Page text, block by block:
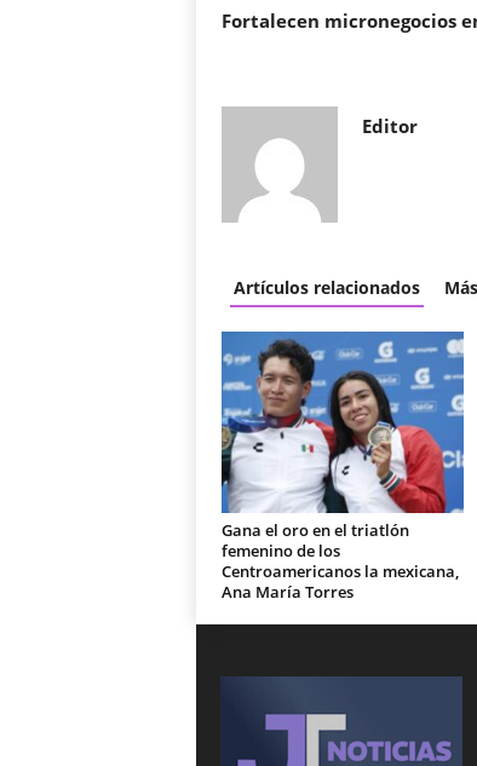
Fortalecen micronegocios
Editor
Artículos relacionados
Gana el oro en el triatlón
femenino de los
Centroamericanos la mexicana,
Ana María Torres